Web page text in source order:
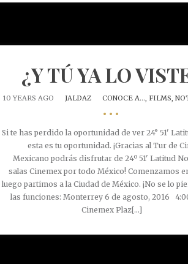
¿Y TÚ YA LO
10 YEARS AGO JALDAZ CONOCE A..., FILMS,
•••
Si te has perdido la oportunidad de ver 24° 51'
esta es tu oportunidad. ¡Gracias al Tur de
Mexicano podrás disfrutar de 24º 51' Latitud
salas Cinemex por todo México! Comenzamos
luego partimos a la Ciudad de México. ¡No se lo
las funciones: Monterrey 6 de agosto, 2016
Cinemex Plaz[...]